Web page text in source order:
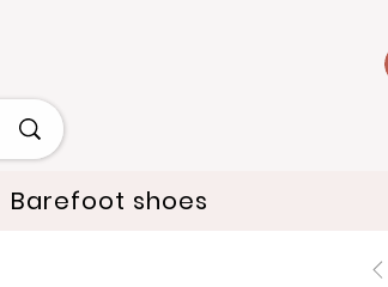
Barefoot shoes